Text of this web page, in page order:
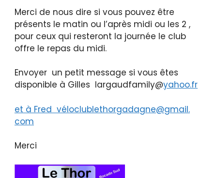
Merci de nous dire si vous pouvez être
présents le matin ou l’après midi ou les 2 ,
pour ceux qui resteront la journée le club
offre le repas du midi.
Envoyer un petit message si vous êtes
disponible à Gilles largaudfamily@yahoo.fr
et à Fred véloclublethorgadagne@gmail.
com
Merci